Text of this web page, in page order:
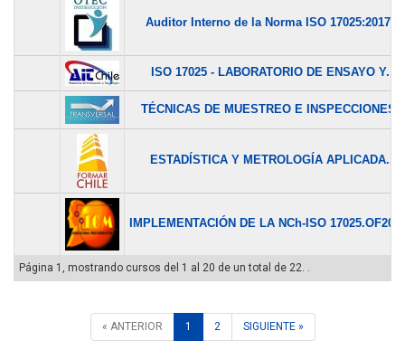
Auditor Interno de la Norma ISO 17025:2017...
ISO 17025 - LABORATORIO DE ENSAYO Y...
TÉCNICAS DE MUESTREO E
ESTADÍSTICA Y METROLOGÍA APLICADA...
IMPLEMENTACIÓN DE LA NCh-ISO
Página 1, mostrando cursos del 1 al 20 de un total de 22. .
« ANTERIOR 1 2 SIGUIENTE »